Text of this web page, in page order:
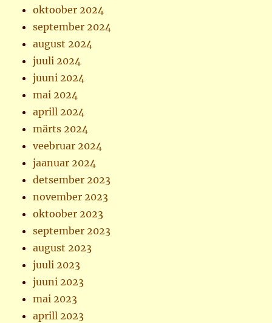
oktoober 2024
september 2024
august 2024
juuli 2024
juuni 2024
mai 2024
aprill 2024
märts 2024
veebruar 2024
jaanuar 2024
detsember 2023
november 2023
oktoober 2023
september 2023
august 2023
juuli 2023
juuni 2023
mai 2023
aprill 2023